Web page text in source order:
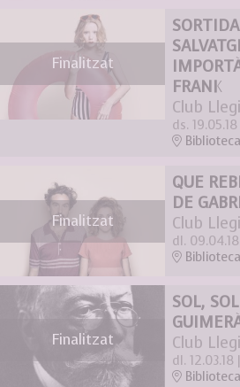
Finalitzat
FRANK
Club
ds. 19.05.18
Finalitzat
QUE
DE
Club
dl. 09.04.18
Finalitzat
SOL,
Club
dl. 12.03.18 |